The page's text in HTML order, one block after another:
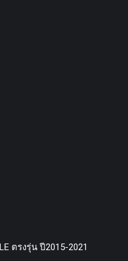
ตรงรุ่น ปี2015-2021